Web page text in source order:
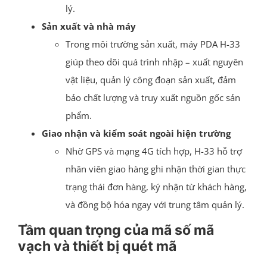
lý.
Sản xuất và nhà máy
Trong môi trường sản xuất, máy PDA H-33
giúp theo dõi quá trình nhập – xuất nguyên
vật liệu, quản lý công đoạn sản xuất, đảm
bảo chất lượng và truy xuất nguồn gốc sản
phẩm.
Giao nhận và kiểm soát ngoài hiện trường
Nhờ GPS và mạng 4G tích hợp, H-33 hỗ trợ
nhân viên giao hàng ghi nhận thời gian thực
trạng thái đơn hàng, ký nhận từ khách hàng,
và đồng bộ hóa ngay với trung tâm quản lý.
Tầm quan trọng của mã số mã
vạch và thiết bị quét mã